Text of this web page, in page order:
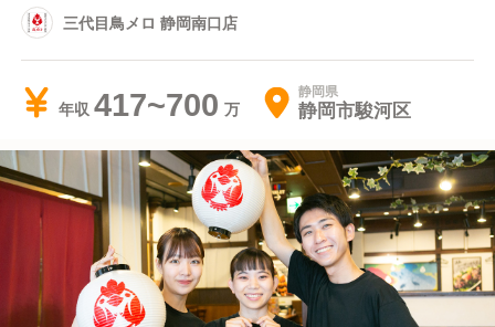
三代目鳥メロ 静岡南口店
年収 417~700 静岡県
静岡市駿河区